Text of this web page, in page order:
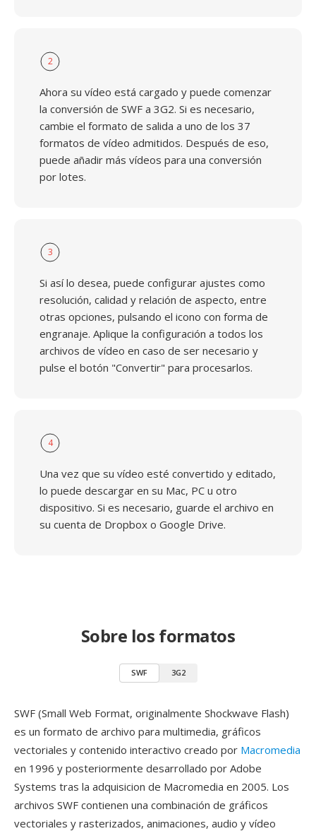
2
Ahora su vídeo está cargado y puede comenzar
la conversión de SWF a 3G2. Si es necesario,
cambie el formato de salida a uno de los 37
formatos de vídeo admitidos. Después de eso,
puede añadir más vídeos para una conversión
por lotes.
3
Si así lo desea, puede configurar ajustes como
resolución, calidad y relación de aspecto, entre
otras opciones, pulsando el icono con forma de
engranaje. Aplique la configuración a todos los
archivos de vídeo en caso de ser necesario y
pulse el botón "Convertir" para procesarlos.
4
Una vez que su vídeo esté convertido y editado,
lo puede descargar en su Mac, PC u otro
dispositivo. Si es necesario, guarde el archivo en
su cuenta de Dropbox o Google Drive.
Sobre los formatos
SWF 3G2
SWF (Small Web Format, originalmente Shockwave Flash)
es un formato de archivo para multimedia, gráficos
vectoriales y contenido interactivo creado por Macromedia
en 1996 y posteriormente desarrollado por Adobe
Systems tras la adquisicion de Macromedia en 2005. Los
archivos SWF contienen una combinación de gráficos
vectoriales y rasterizados, animaciones, audio y vídeo